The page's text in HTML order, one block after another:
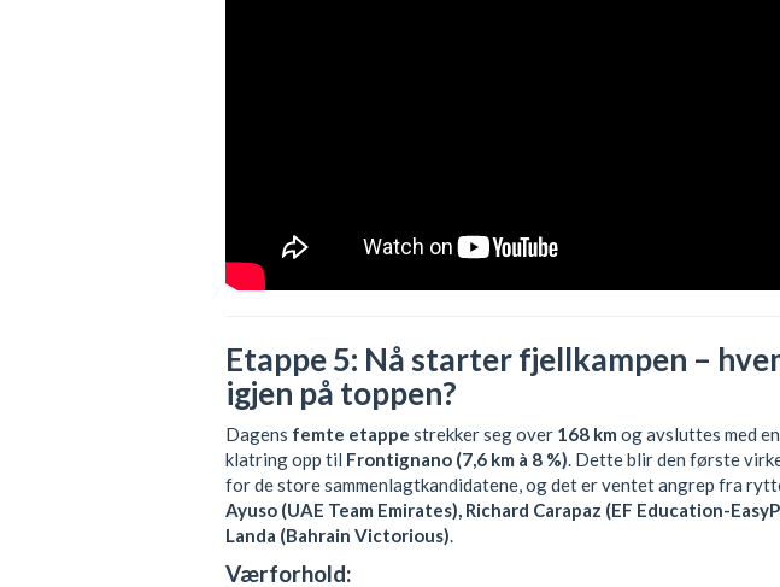
Etappe 5: Nå starter fjellkampen –
igjen på toppen?
Dagens femte etappe strekker seg over 168 km og avsluttes med
klatring opp til Frontignano (7,6 km à 8 %). Dette blir den første
for de store sammenlagtkandidatene, og det er ventet angrep fra
Ayuso (UAE Team Emirates), Richard Carapaz (EF Education-
Landa (Bahrain Victorious).
Værforhold: